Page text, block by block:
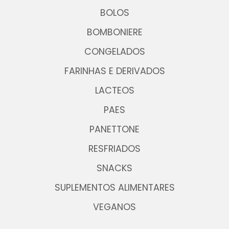
BOLOS
BOMBONIERE
CONGELADOS
FARINHAS E DERIVADOS
LACTEOS
PAES
PANETTONE
RESFRIADOS
SNACKS
SUPLEMENTOS ALIMENTARES
VEGANOS